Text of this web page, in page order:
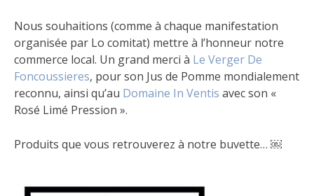
Nous souhaitions (comme à chaque manifestation
organisée par Lo comitat) mettre à l’honneur notre
commerce local. Un grand merci à Le Verger De
Foncoussieres, pour son Jus de Pomme mondialement
reconnu, ainsi qu’au Domaine In Ventis avec son «
Rosé Limé Pression ».
Produits que vous retrouverez à notre buvette… ￼